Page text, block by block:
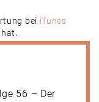
bei iTunes
56 – Der